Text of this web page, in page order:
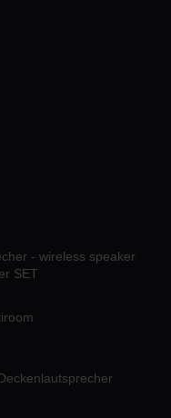
- wireless speaker
SET